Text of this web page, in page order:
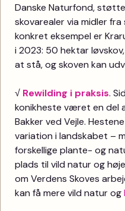
Danske Naturfond,
skovarealer via midler
konkret eksempel er
i 2023: 50 hektar
at stå, og skoven kan
√ Rewilding i praksis.
konikheste været en del
Bakker ved Vejle.
variation i landskabet –
forskellige plante- og
plads til vild natur og
om Verdens Skoves
kan få mere vild natur og